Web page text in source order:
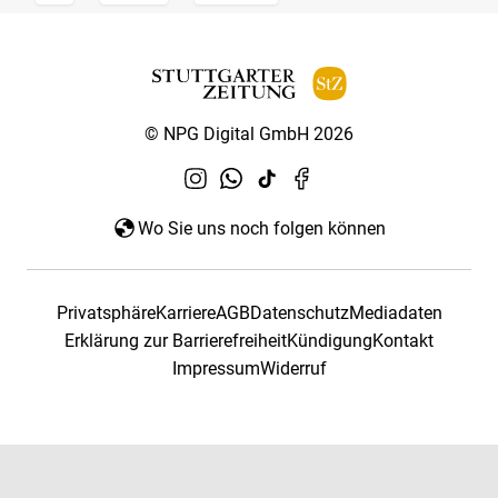
© NPG Digital GmbH 2026
Wo Sie uns noch folgen können
PrivatsphäreKarriereAGBDatenschutzMediadaten
Erklärung zur BarrierefreiheitKündigungKontakt
ImpressumWiderruf